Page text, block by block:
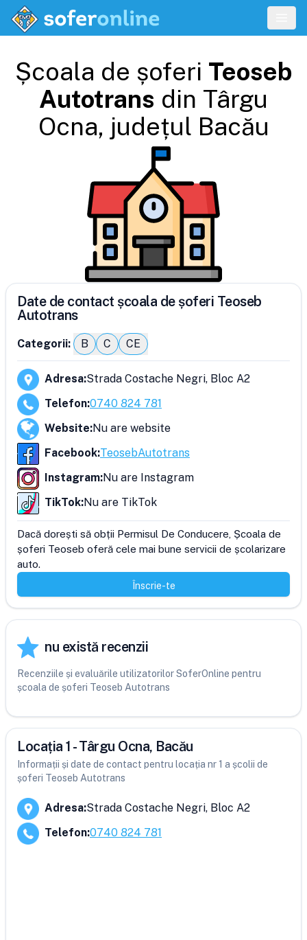
Școala de șoferi Teoseb
Autotrans din Târgu
Ocna, județul Bacău
Date de contact școala de șoferi Teoseb
Autotrans
Categorii: B C CE
Adresa:Strada Costache Negri, Bloc A2
Telefon:0740 824 781
Website:Nu are website
Facebook:TeosebAutotrans
Instagram:Nu are Instagram
TikTok:Nu are TikTok
Dacă dorești să obții Permisul De Conducere, Școala de
șoferi Teoseb oferă cele mai bune servicii de școlarizare
auto.
Înscrie-te
nu există recenzii
Recenziile și evaluările utilizatorilor SoferOnline pentru
școala de șoferi Teoseb Autotrans
Locația 1 - Târgu Ocna, Bacău
Informații și date de contact pentru locația nr 1 a școlii de
șoferi Teoseb Autotrans
Adresa:Strada Costache Negri, Bloc A2
Telefon:0740 824 781